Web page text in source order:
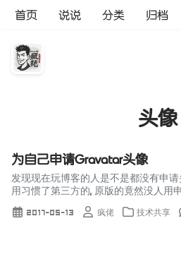
首页 说说 分类 归档
头像
为自己申请Gravatar头像
发现现在玩博客的人是不是都没有申
用习惯了第三方的, 原版的竟然没人用
次发表一次吧, 介绍 Gravatar是
2017-05-13 疯佬 技术共享